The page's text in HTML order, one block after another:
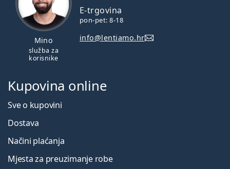
Mino
služba za
korisnike
E-trgovina
pon-pet: 8-18
info@lentiamo.hr
Kupovina online
Sve o kupovini
Dostava
Načini plaćanja
Mjesta za preuzimanje robe